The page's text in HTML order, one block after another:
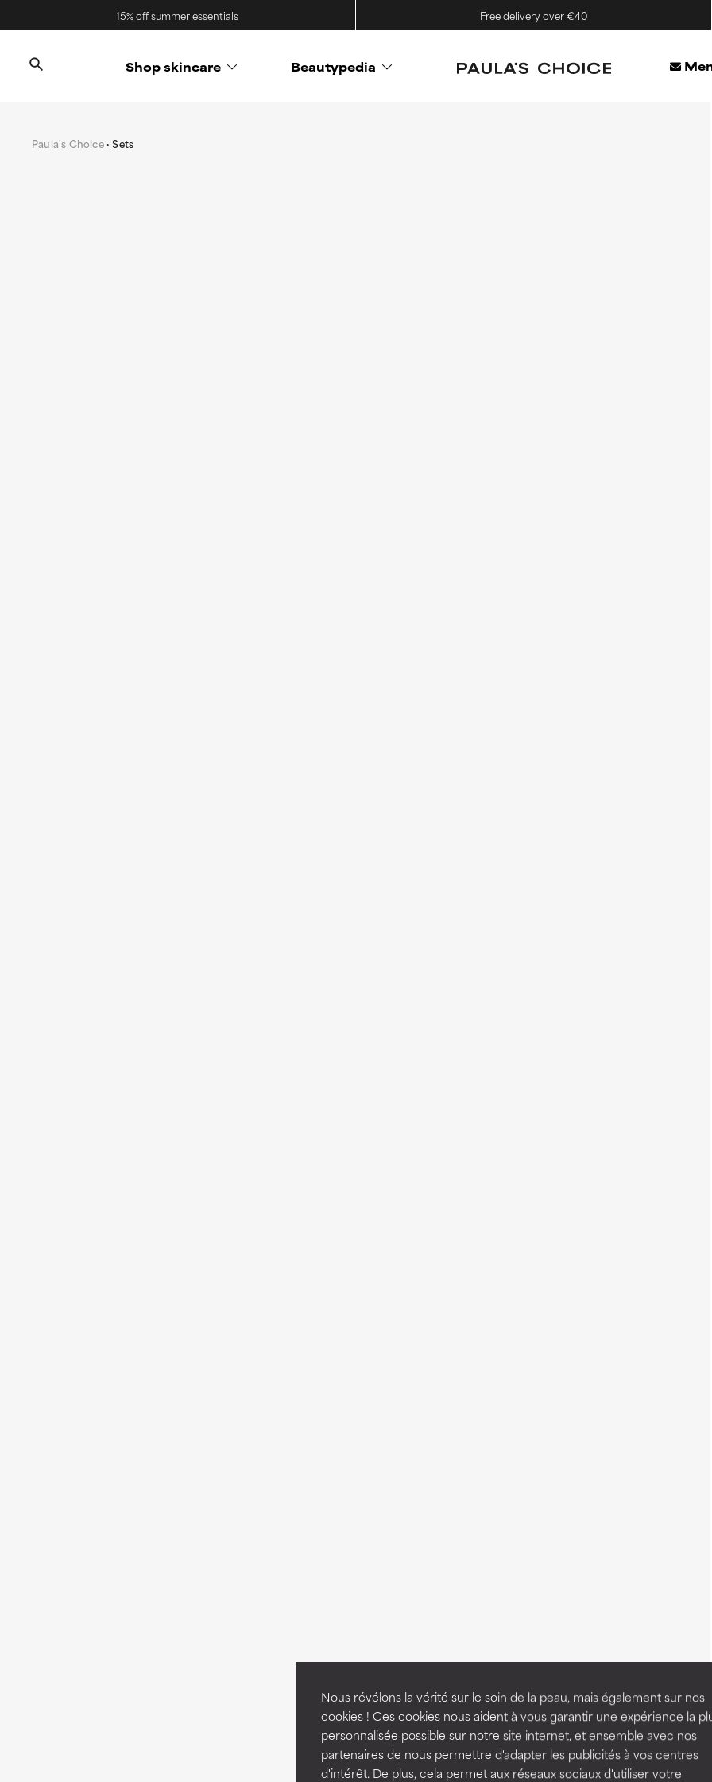
Nous révélons la vérité sur le soin de la peau, mais également sur nos
cookies ! Ces cookies nous aident à vous garantir une expérience la
personnalisée possible sur notre site internet, et ensemble avec nos
partenaires de nous permettre d'adapter les publicités à vos centres
d'intérêt. De plus, cela permet aux réseaux sociaux d'utiliser votre
15% off summer essentials Free delivery over €40
Shop skincare Beautypedia
Paula's Choice Sets